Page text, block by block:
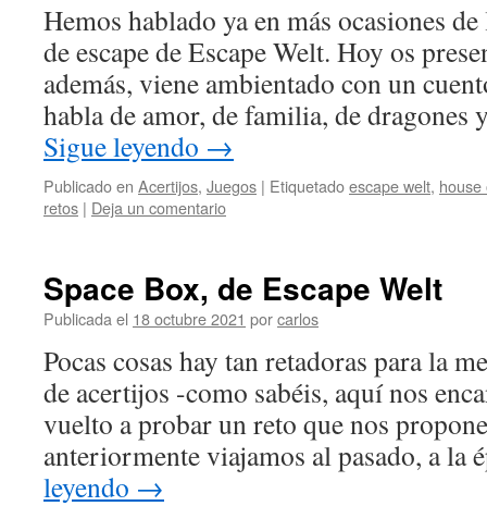
Hemos hablado ya en más ocasiones
de escape de Escape Welt. Hoy os
además, viene ambientado con un
habla de amor, de familia, de
Sigue leyendo →
Publicado en Acertijos, Juegos | Etiquetadoescape welt,
retos | Deja un comentario
Space Box, de Escape Welt
Publicada el 18 octubre 2021 porcarlos
Pocas cosas hay tan retadoras para la
de acertijos -como sabéis, aquí nos
vuelto a probar un reto que nos
anteriormente viajamos al pasado, a
leyendo →